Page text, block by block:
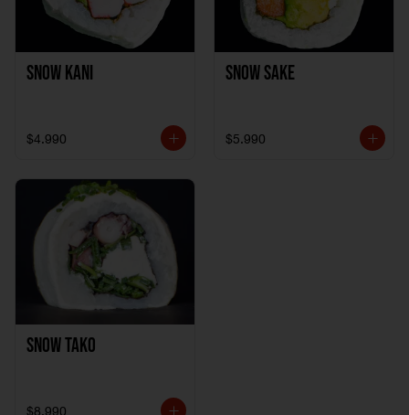
Snow Kani
$4.990
Snow Sake
$5.990
Snow Tako
$8.990